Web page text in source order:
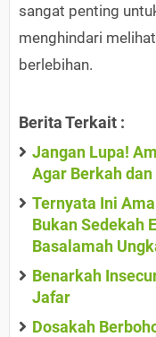
sangat penting
menghindari
berlebihan.
Berita Terkait :
Jangan Lupa!
Agar Berkah
Ternyata Ini
Bukan Sedekah
Basalamah
Benarkah
Jafar
Dosakah